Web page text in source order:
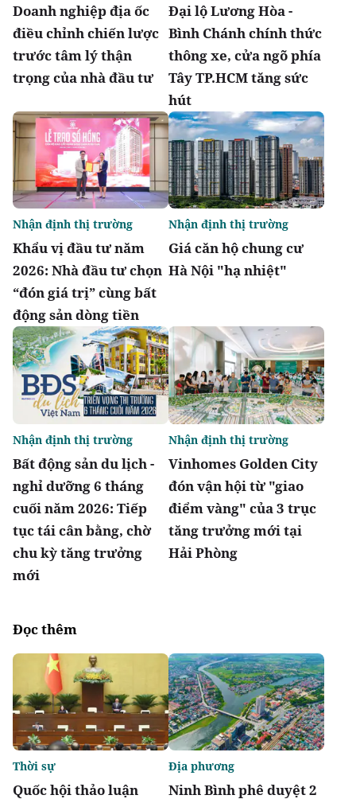
Doanh nghiệp địa ốc
điều chỉnh chiến lược
trước tâm lý thận
trọng của nhà đầu tư
Đại lộ Lương Hòa -
Bình Chánh chính thức
thông xe, cửa ngõ phía
Tây TP.HCM tăng sức
hút
Khẩu vị đầu tư năm
2026: Nhà đầu tư chọn
“đón giá trị” cùng bất
động sản dòng tiền
Nhận định thị trường
Giá căn hộ chung cư
Hà Nội "hạ nhiệt"
Nhận định thị trường
Bất động sản du lịch -
nghỉ dưỡng 6 tháng
cuối năm 2026: Tiếp
tục tái cân bằng, chờ
chu kỳ tăng trưởng
mới
Nhận định thị trường
Vinhomes Golden City
đón vận hội từ "giao
điểm vàng" của 3 trục
tăng trưởng mới tại
Hải Phòng
Nhận định thị trường
Đọc thêm
Quốc hội thảo luận
Thời sự
Ninh Bình phê duyệt 2
Địa phương